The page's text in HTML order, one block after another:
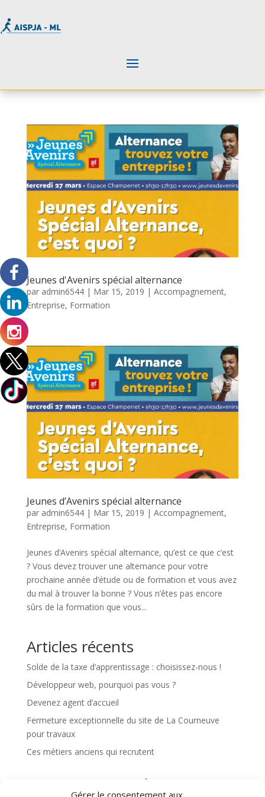
Gérer le consentement aux
Jeunes d'Avenirs spécial alternance
par admin6544| Mar 15, 2019 | Accompagnement,
Entreprise, Formation
Jeunes d’Avenirs spécial alternance
par admin6544| Mar 15, 2019 | Accompagnement,
Entreprise, Formation
Jeunes d’Avenirs spécial alternance, qu’est ce que c’est
? Vous devez trouver une alternance pour votre
prochaine année d’étude ou de formation et vous avez
du mal à trouver la bonne ? Vous n’êtes pas encore
sûrs de la formation que vous...
Articles récents
Solde de la taxe d’apprentissage : choisissez-nous !
Développeur web, pourquoi pas vous ?
Devenez agent d’accueil
Fermeture exceptionnelle du site de La Courneuve
pour travaux
Ces métiers anciens qui recrutent
Commentaires récents